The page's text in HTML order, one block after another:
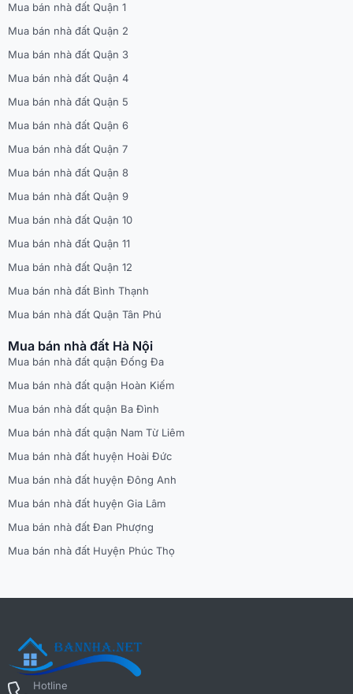
Mua bán nhà đất Quận 1
Mua bán nhà đất Quận 2
Mua bán nhà đất Quận 3
Mua bán nhà đất Quận 4
Mua bán nhà đất Quận 5
Mua bán nhà đất Quận 6
Mua bán nhà đất Quận 7
Mua bán nhà đất Quận 8
Mua bán nhà đất Quận 9
Mua bán nhà đất Quận 10
Mua bán nhà đất Quận 11
Mua bán nhà đất Quận 12
Mua bán nhà đất Bình Thạnh
Mua bán nhà đất Quận Tân Phú
Mua bán nhà đất Hà Nội
Mua bán nhà đất quận Đống Đa
Mua bán nhà đất quận Hoàn Kiếm
Mua bán nhà đất quận Ba Đình
Mua bán nhà đất quận Nam Từ Liêm
Mua bán nhà đất huyện Hoài Đức
Mua bán nhà đất huyện Đông Anh
Mua bán nhà đất huyện Gia Lâm
Mua bán nhà đất Đan Phượng
Mua bán nhà đất Huyện Phúc Thọ
Hotline